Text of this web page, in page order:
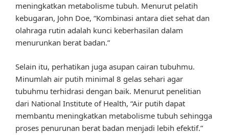
meningkatkan metabolisme tubuh. Menurut pelatih
kebugaran, John Doe, “Kombinasi antara diet sehat dan
olahraga rutin adalah kunci keberhasilan dalam
menurunkan berat badan.”
Selain itu, perhatikan juga asupan cairan tubuhmu.
Minumlah air putih minimal 8 gelas sehari agar
tubuhmu terhidrasi dengan baik. Menurut penelitian
dari National Institute of Health, “Air putih dapat
membantu meningkatkan metabolisme tubuh sehingga
proses penurunan berat badan menjadi lebih efektif.”